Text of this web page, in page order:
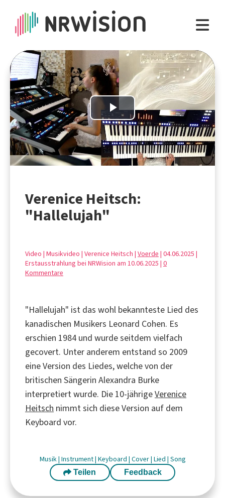
Play
Video
Verenice Heitsch:
"Hallelujah"
Video | Musikvideo | Verenice Heitsch | Voerde | 04.06.2025 |
Erstausstrahlung bei NRWision am 10.06.2025 | 0
Kommentare
"Hallelujah" ist das wohl bekannteste Lied des
kanadischen Musikers Leonard Cohen. Es
erschien 1984 und wurde seitdem vielfach
gecovert. Unter anderem entstand so 2009
eine Version des Liedes, welche von der
britischen Sängerin Alexandra Burke
interpretiert wurde. Die 10-jährigeVerenice
Heitsch nimmt sich diese Version auf dem
Keyboard vor.
Musik| Instrument| Keyboard | Cover| Lied | Song
Teilen Feedback